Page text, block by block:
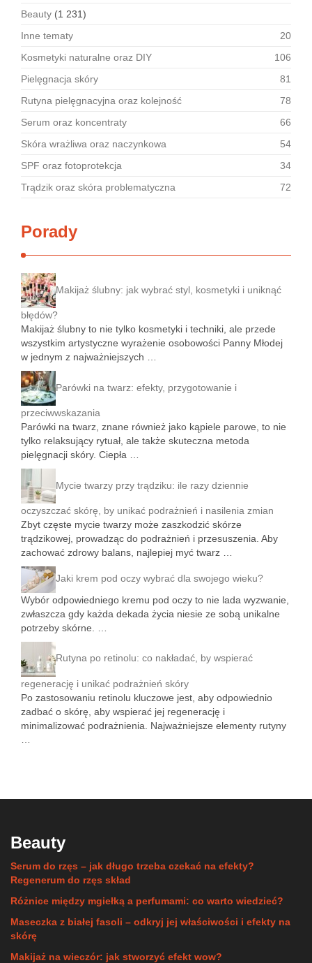
Beauty (1 231)
Inne tematy
20
Kosmetyki naturalne oraz DIY
106
Pielęgnacja skóry
81
Rutyna pielęgnacyjna oraz kolejność
78
Serum oraz koncentraty
66
Skóra wrażliwa oraz naczynkowa
54
SPF oraz fotoprotekcja
34
Trądzik oraz skóra problematyczna
72
Porady
Makijaż ślubny: jak wybrać styl, kosmetyki i uniknąć
błędów?
Makijaż ślubny to nie tylko kosmetyki i techniki, ale przede
wszystkim artystyczne wyrażenie osobowości Panny Młodej
w jednym z najważniejszych …
Parówki na twarz: efekty, przygotowanie i
przeciwwskazania
Parówki na twarz, znane również jako kąpiele parowe, to nie
tylko relaksujący rytuał, ale także skuteczna metoda
pielęgnacji skóry. Ciepła …
Mycie twarzy przy trądziku: ile razy dziennie
oczyszczać skórę, by unikać podrażnień i nasilenia zmian
Zbyt częste mycie twarzy może zaszkodzić skórze
trądzikowej, prowadząc do podrażnień i przesuszenia. Aby
zachować zdrowy balans, najlepiej myć twarz …
Jaki krem pod oczy wybrać dla swojego wieku?
Wybór odpowiedniego kremu pod oczy to nie lada wyzwanie,
zwłaszcza gdy każda dekada życia niesie ze sobą unikalne
potrzeby skórne. …
Rutyna po retinolu: co nakładać, by wspierać
regenerację i unikać podrażnień skóry
Po zastosowaniu retinolu kluczowe jest, aby odpowiednio
zadbać o skórę, aby wspierać jej regenerację i
minimalizować podrażnienia. Najważniejsze elementy rutyny
Beauty
Serum do rzęs – jak długo trzeba czekać na efekty?
Regenerum do rzęs skład
Różnice między mgiełką a perfumami: co warto wiedzieć?
Maseczka z białej fasoli – odkryj jej właściwości i efekty na
skórę
Makijaż na wieczór: jak stworzyć efekt wow?